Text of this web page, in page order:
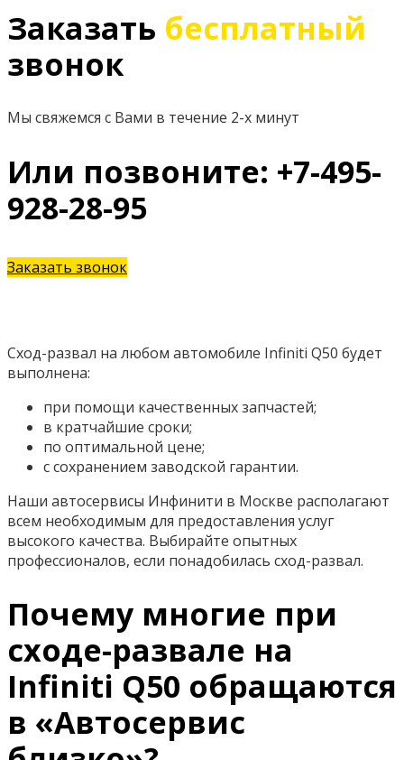
Заказать бесплатный
звонок
Мы свяжемся с Вами в течение 2-х минут
Или позвоните: +7-495-
928-28-95
Заказать звонок
Сход-развал на любом автомобиле Infiniti Q50 будет
выполнена:
при помощи качественных запчастей;
в кратчайшие сроки;
по оптимальной цене;
с сохранением заводской гарантии.
Наши автосервисы Инфинити в Москве располагают
всем необходимым для предоставления услуг
высокого качества. Выбирайте опытных
профессионалов, если понадобилась сход-развал.
Почему многие при
сходе-развале на
Infiniti Q50 обращаются
в «Автосервис